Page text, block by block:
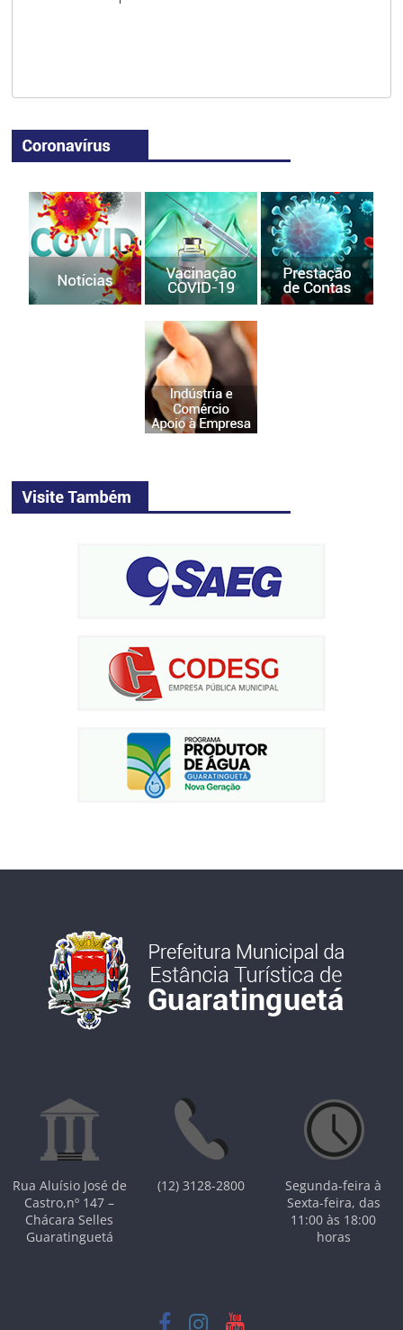
Rua Aluísio José de
Castro,nº 147 –
Chácara Selles
Guaratinguetá
(12) 3128-2800
Segunda-feira à
Sexta-feira, das
11:00 às 18:00
horas